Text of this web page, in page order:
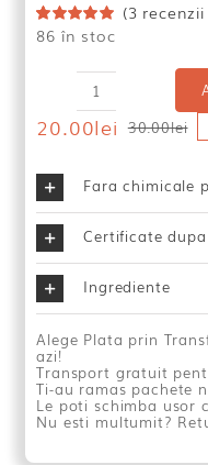
Evaluat
3
la clienți
(3
86 în stoc
Cantitate
Absorbante
-
Marime
Normal
-
32
buc
30.00lei
a
20.00lei
Fara chimicale
Certificate
Ingrediente
Alege Plata prin
azi!
Transport gratuit
Ti-au ramas pachete
Le poti schimba usor
Nu esti multumit?